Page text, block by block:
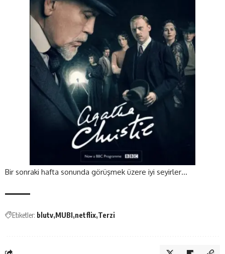
Bir sonraki hafta sonunda görüşmek üzere iyi seyirler…
Etiketler: blutv MUBI netflix Terzi